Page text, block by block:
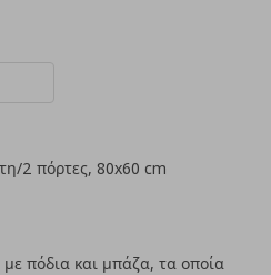
2 πόρτες, 80x60 cm
πόδια και μπάζα, τα οποία